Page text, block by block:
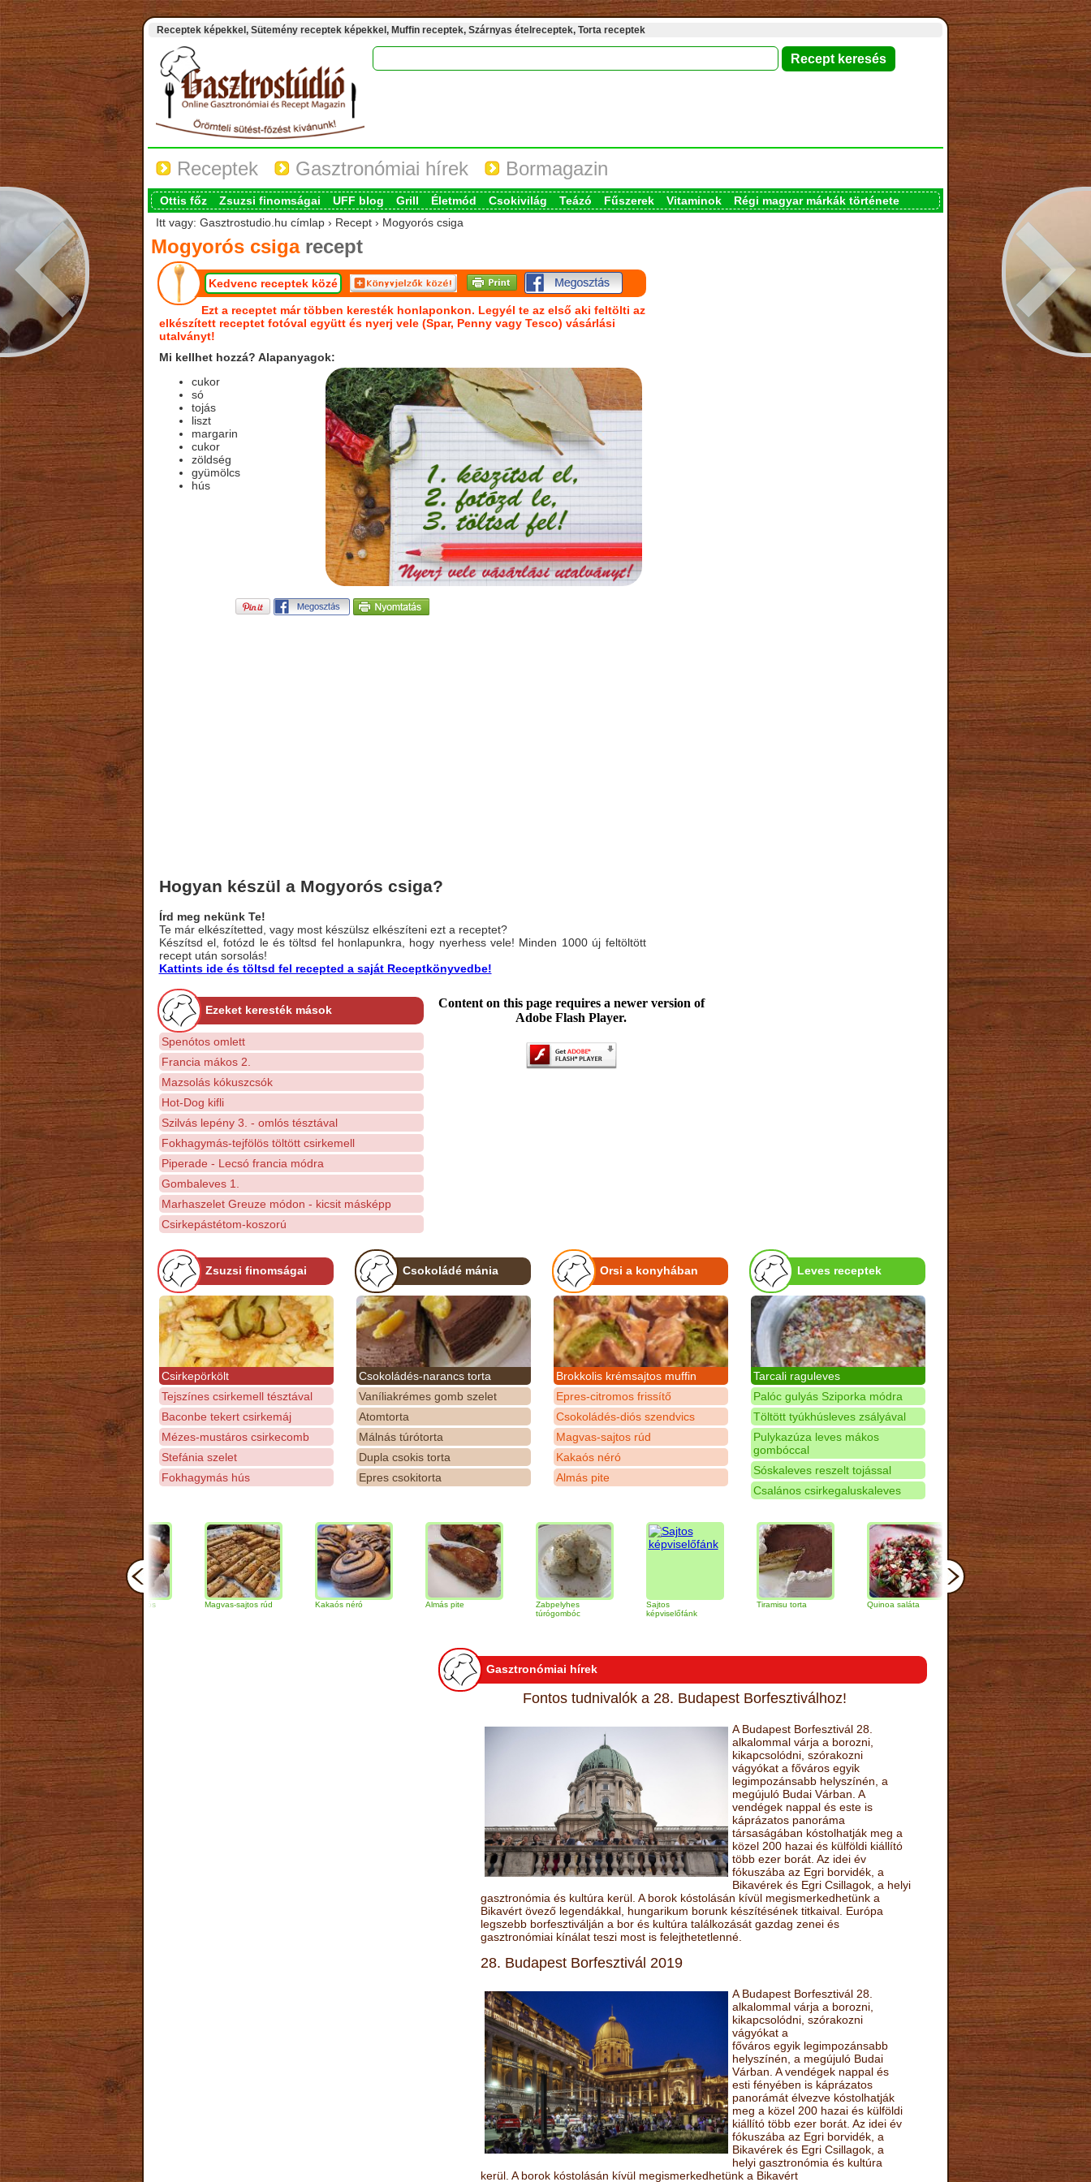
Receptek képekkel, Sütemény receptek képekkel, Muffin receptek, Szárnyas ételreceptek, Torta receptek
Receptek Gasztronómiai hírek Bormagazin
Ottis főz Zsuzsi finomságai UFF blog Grill Életmód Csokivilág Teázó Fűszerek Vitaminok
Régi magyar márkák története
Itt vagy: Gasztrostudio.hu címlap › Recept › Mogyorós csiga
Mogyorós csigarecept
Kedvenc receptek közé
Ezt a receptet már többen keresték honlaponkon. Legyél te az első aki feltölti az
elkészített receptet fotóval együtt és nyerj vele (Spar, Penny vagy Tesco) vásárlási
utalványt!
Mi kellhet hozzá? Alapanyagok:
cukor
só
tojás
liszt
margarin
cukor
zöldség
gyümölcs
hús
Hogyan készül a Mogyorós csiga?
Írd meg nekünk Te!
Te már elkészítetted, vagy most készülsz elkészíteni ezt a receptet?
Készítsd el, fotózd le és töltsd fel honlapunkra, hogy nyerhess vele! Minden 1000 új feltöltött
recept után sorsolás!
Kattints ide és töltsd fel recepted a saját Receptkönyvedbe!
Ezeket keresték mások
Spenótos omlett
Francia mákos 2.
Mazsolás kókuszcsók
Hot-Dog kifli
Szilvás lepény 3. - omlós tésztával
Fokhagymás-tejfölös töltött csirkemell
Piperade - Lecsó francia módra
Gombaleves 1.
Marhaszelet Greuze módon - kicsit másképp
Csirkepástétom-koszorú
Content on this page requires a newer version of
Adobe Flash Player.
Zsuzsi finomságai
Csirkepörkölt
Tejszínes csirkemell tésztával
Baconbe tekert csirkemáj
Mézes-mustáros csirkecomb
Stefánia szelet
Fokhagymás hús
Csokoládé mánia
Csokoládés-narancs torta
Vaníliakrémes gomb szelet
Atomtorta
Málnás túrótorta
Dupla csokis torta
Epres csokitorta
Orsi a konyhában
Brokkolis krémsajtos muffin
Epres-citromos frissítő
Csokoládés-diós szendvics
Magvas-sajtos rúd
Kakaós néró
Almás pite
Leves receptek
Tarcali raguleves
Palóc gulyás Sziporka módra
Töltött tyúkhúsleves zsályával
Pulykazúza leves mákos
gombóccal
Sóskaleves reszelt tojással
Csalános csirkegaluskaleves
Csokoládés-diós
szendvics
Magvas-sajtos rúd Kakaós néró
Zabpelyhes
túrógombóc
képviselőfánk
Tiramisu torta Quinoa saláta Mandulás kifli
narancs
Gasztronómiai hírek
Fontos tudnivalók a 28. Budapest Borfesztiválhoz!
A Budapest Borfesztivál 28.
alkalommal várja a borozni,
kikapcsolódni, szórakozni
vágyókat a főváros egyik
legimpozánsabb helyszínén, a
megújuló Budai Várban. A
vendégek nappal és este is
káprázatos panoráma
társaságában kóstolhatják meg a
közel 200 hazai és külföldi kiállító
több ezer borát. Az idei év
fókuszába az Egri borvidék, a
Bikavérek és Egri Csillagok, a helyi
gasztronómia és kultúra kerül. A borok kóstolásán kívül megismerkedhetünk a
Bikavért övező legendákkal, hungarikum borunk készítésének titkaival. Európa
legszebb borfesztiválján a bor és kultúra találkozását gazdag zenei és
gasztronómiai kínálat teszi most is felejthetetlenné.
28. Budapest Borfesztivál 2019
A Budapest Borfesztivál 28.
alkalommal várja a borozni,
kikapcsolódni, szórakozni
vágyókat a
főváros egyik legimpozánsabb
helyszínén, a megújuló Budai
Várban. A vendégek nappal és
esti fényében is káprázatos
panorámát élvezve kóstolhatják
meg a közel 200 hazai és külföldi
kiállító több ezer borát. Az idei év
fókuszába az Egri borvidék, a
Bikavérek és Egri Csillagok, a
helyi gasztronómia és kultúra
kerül. A borok kóstolásán kívül megismerkedhetünk a Bikavért